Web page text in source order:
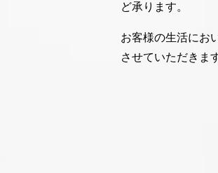
ど承ります。
お客様の生活にお
させていただきま